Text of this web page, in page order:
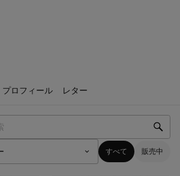
プロフィール レター
すべて 販売中